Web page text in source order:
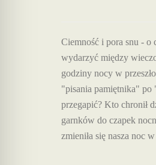
Ciemność i pora snu -
wydarzyć między
godziny nocy w
"pisania pamiętnika" po
przegapić? Kto chronił
garnków do czapek
zmieniła się nasza noc